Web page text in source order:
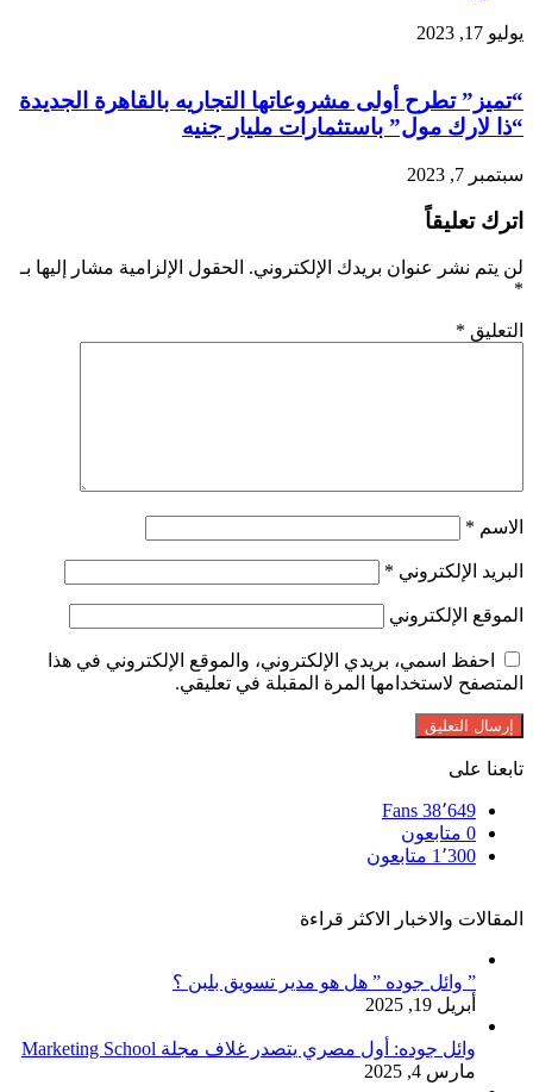
يوليو 17, 2023
“تميز” تطرح أولى مشروعاتها التجاريه بالقاهرة الجديدة
“ذا لارك مول” باستثمارات مليار جنيه
سبتمبر 7, 2023
اترك تعليقاً
لن يتم نشر عنوان بريدك الإلكتروني. الحقول الإلزامية مشار إليها بـ
*
التعليق *
الاسم *
البريد الإلكتروني *
الموقع الإلكتروني
احفظ اسمي، بريدي الإلكتروني، والموقع الإلكتروني في هذا
المتصفح لاستخدامها المرة المقبلة في تعليقي.
تابعنا على
38٬649 Fans
0 متابعون
1٬300 متابعون
المقالات والاخبار الاكثر قراءة
” وائل جوده ” هل هو مدير تسويق بلبن ؟
أبريل 19, 2025
وائل جوده: أول مصري يتصدر غلاف مجلة Marketing School
مارس 4, 2025